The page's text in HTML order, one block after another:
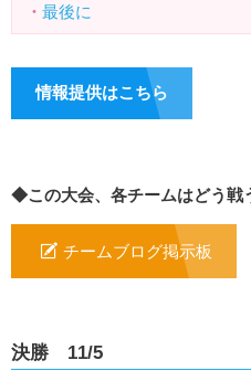
・ 最後に
情報提供はこちら
◆この大会、各チームはどう戦
チームブログ掲示板
決勝 11/5